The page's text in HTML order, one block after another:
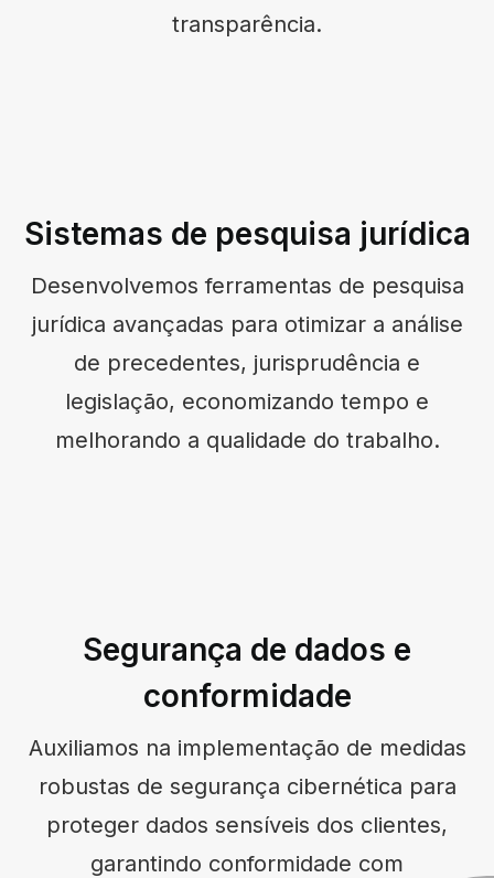
transparência.
Sistemas de pesquisa jurídica
Desenvolvemos ferramentas de pesquisa
jurídica avançadas para otimizar a análise
de precedentes, jurisprudência e
legislação, economizando tempo e
melhorando a qualidade do trabalho.
Segurança de dados e
conformidade
Auxiliamos na implementação de medidas
robustas de segurança cibernética para
proteger dados sensíveis dos clientes,
garantindo conformidade com